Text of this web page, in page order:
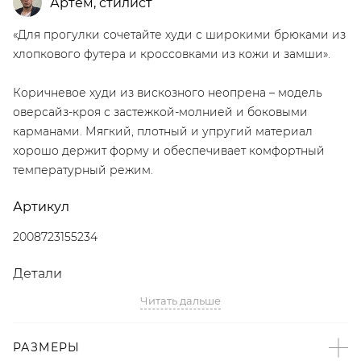
«Для прогулки сочетайте худи с широкими брюками из
хлопкового футера и кроссовками из кожи и замши».
Коричневое худи из вискозного неопрена – модель
оверсайз-кроя с застежкой-молнией и боковыми
карманами. Мягкий, плотный и упругий материал
хорошо держит форму и обеспечивает комфортный
температурный режим.
Артикул
2008723155234
Детали
– Дизайн: Санкт-Петербург, Россия;
– Оверсайз-крой со спущенной линией плеч;
Читать дальше
РАЗМЕРЫ